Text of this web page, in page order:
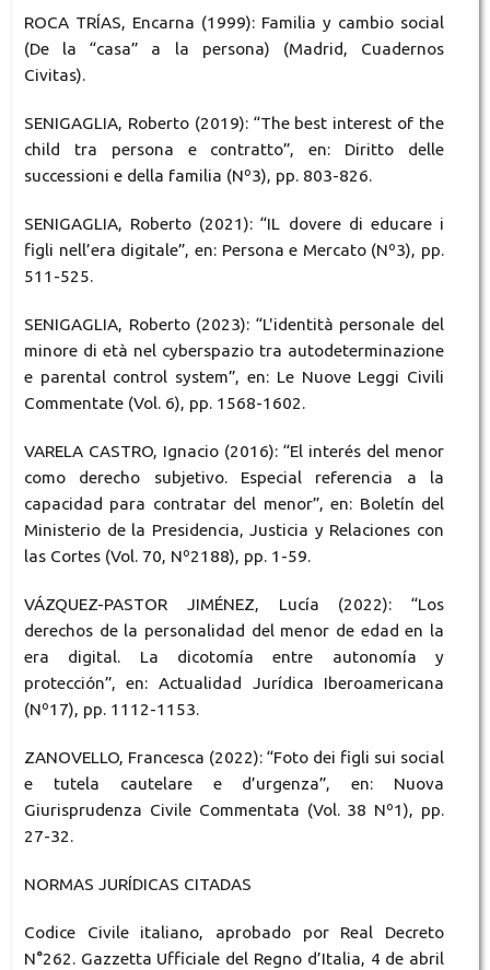
ROCA TRÍAS, Encarna (1999): Familia y cambio social
(De la “casa” a la persona) (Madrid, Cuadernos
Civitas).
SENIGAGLIA, Roberto (2019): “The best interest of the
child tra persona e contratto”, en: Diritto delle
successioni e della familia (Nº3), pp. 803-826.
SENIGAGLIA, Roberto (2021): “IL dovere di educare i
figli nell’era digitale”, en: Persona e Mercato (Nº3), pp.
511-525.
SENIGAGLIA, Roberto (2023): “L'identità personale del
minore di età nel cyberspazio tra autodeterminazione
e parental control system”, en: Le Nuove Leggi Civili
Commentate (Vol. 6), pp. 1568-1602.
VARELA CASTRO, Ignacio (2016): “El interés del menor
como derecho subjetivo. Especial referencia a la
capacidad para contratar del menor”, en: Boletín del
Ministerio de la Presidencia, Justicia y Relaciones con
las Cortes (Vol. 70, Nº2188), pp. 1-59.
VÁZQUEZ-PASTOR JIMÉNEZ, Lucía (2022): “Los
derechos de la personalidad del menor de edad en la
era digital. La dicotomía entre autonomía y
protección”, en: Actualidad Jurídica Iberoamericana
(Nº17), pp. 1112-1153.
ZANOVELLO, Francesca (2022): “Foto dei figli sui social
e tutela cautelare e d’urgenza”, en: Nuova
Giurisprudenza Civile Commentata (Vol. 38 Nº1), pp.
27-32.
NORMAS JURÍDICAS CITADAS
Codice Civile italiano, aprobado por Real Decreto
N°262. Gazzetta Ufficiale del Regno d’Italia, 4 de abril